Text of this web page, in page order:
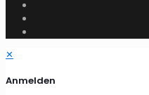
✕
Anmelden